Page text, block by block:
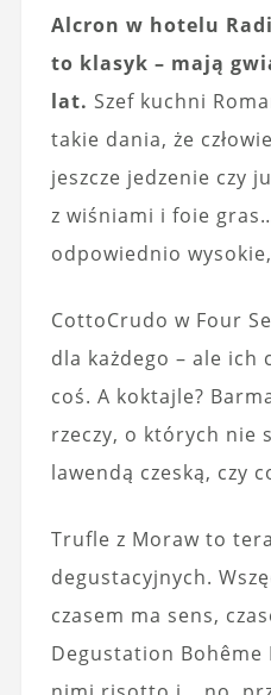
Alcron w hotelu
to klasyk – mają
lat. Szef kuchni
takie dania, że
jeszcze jedzenie czy
z wiśniami i foie
odpowiednio
CottoCrudo w Four
dla każdego – ale ich
coś. A koktajle?
rzeczy, o których nie
lawendą czeską, czy
Trufle z Moraw to
degustacyjnych.
czasem ma sens,
Degustation